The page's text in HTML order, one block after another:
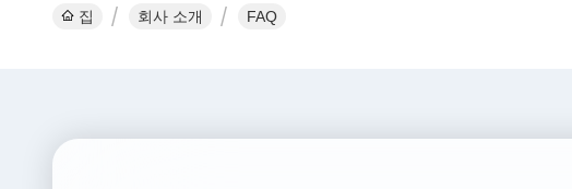
집 회사 소개 FAQ